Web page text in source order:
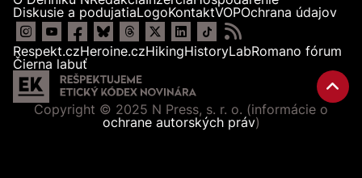
Diskusie a podujatiaLogoKontaktVOPOchrana údajov
Respekt.czHeroine.czHikingHistoryLabRomano fórum
Čierna labuť
Copyright © 2025 N Press, s. r. o. (informácie o
ochrane autorských práv)